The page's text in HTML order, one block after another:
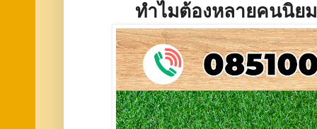
ทำไมต้องหลายคนนิย